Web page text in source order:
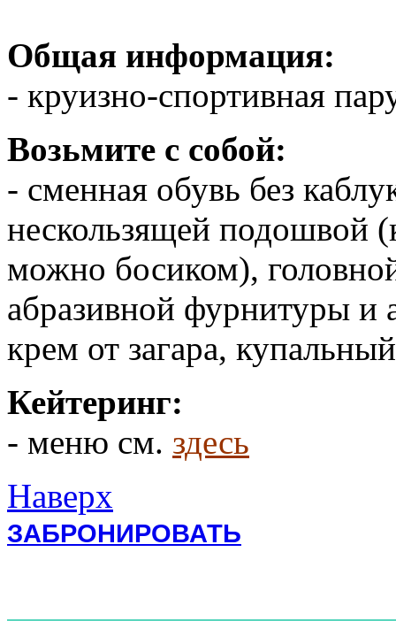
Общая информация:
- круизно-спортивная
Возьмите с собой:
- сменная обувь без
нескользящей подошвой
можно босиком),
абразивной фурнитуры и
крем от загара,
Кейтеринг:
- меню см. здесь
Наверх
ЗАБРОНИРОВАТЬ